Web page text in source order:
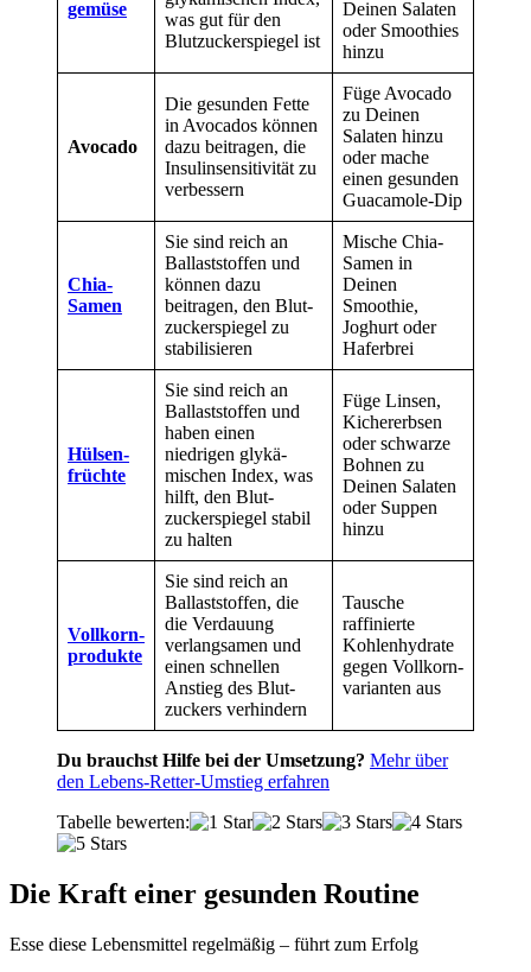
gemüse
was gut für den
Blutzucker­spiegel ist
Deinen Salaten
oder Smoothies
hinzu
Avocado
Die gesunden Fette
in Avocados können
dazu beitragen, die
Insulin­sensitivität zu
verbessern
Füge Avocado
zu Deinen
Salaten hinzu
oder mache
einen gesunden
Guacamole-Dip
Chia-
Samen
Sie sind reich an
Ballast­stoffen und
können dazu
beitragen, den Blut­
zuckers­piegel zu
stabilisieren
Mische Chia-
Samen in
Deinen
Smoothie,
Joghurt oder
Haferbrei
Hülsen­
früchte
Sie sind reich an
Ballast­stoffen und
haben einen
niedrigen glykä­
mischen Index, was
hilft, den Blut­
zucker­spiegel stabil
zu halten
Füge Linsen,
Kicher­erbsen
oder schwarze
Bohnen zu
Deinen Salaten
oder Suppen
hinzu
Vollkorn­
produkte
Sie sind reich an
Ballast­stoffen, die
die Verdau­ung
verlang­samen und
einen schnellen
Anstieg des Blut­
zuckers verhindern
Tausche
raffinierte
Kohlen­hydrate
gegen Vollkorn­
varianten aus
Du brauchst Hilfe bei der Umsetzung? Mehr über
den Lebens-Retter-Umstieg erfahren
Tabelle bewerten:
Die Kraft einer gesunden Routine
Esse diese Lebensmittel regelmäßig – führt zum Erfolg